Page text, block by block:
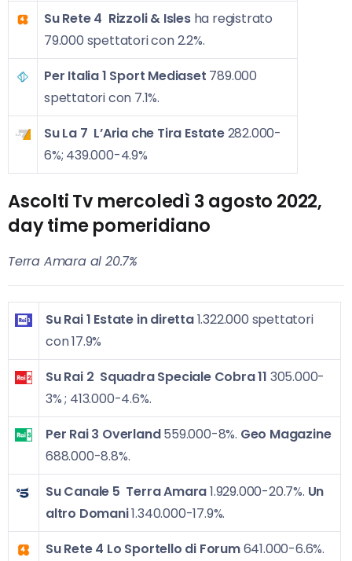
Su Rete 4 Rizzoli & Isles ha registrato
79.000 spettatori con 2.2%.
Per Italia 1 Sport Mediaset 789.000
spettatori con 7.1%.
Su La 7 L’Aria che Tira Estate282.000-
6%; 439.000-4.9%
Ascolti Tv mercoledì 3 agosto 2022,
day time pomeridiano
Terra Amara al 20.7%
Su Rai 1 Estate in diretta1.322.000 spettatori
con 17.9%
Su Rai 2 Squadra Speciale Cobra 11 305.000-
3% ; 413.000-4.6%.
Per Rai 3 Overland559.000-8%. Geo Magazine
688.000-8.8%.
Su Canale 5 Terra Amara1.929.000-20.7%. Un
altro Domani1.340.000-17.9%.
Su Rete 4 Lo Sportello di Forum641.000-6.6%.